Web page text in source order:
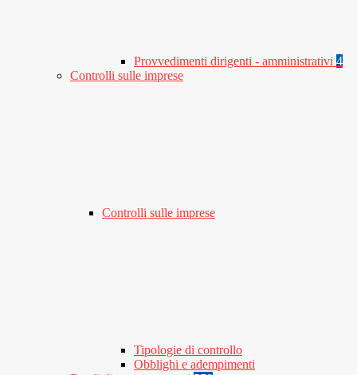
Provvedimenti dirigenti - amministrativi 4
Controlli sulle imprese
Controlli sulle imprese
Tipologie di controllo
Obblighi e adempimenti